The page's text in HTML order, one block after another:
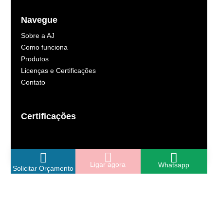
Navegue
Sobre a AJ
Como funciona
Produtos
Licenças e Certificações
Contato
Certificações
Solicitar Orçamento Ligar agora Whatsapp